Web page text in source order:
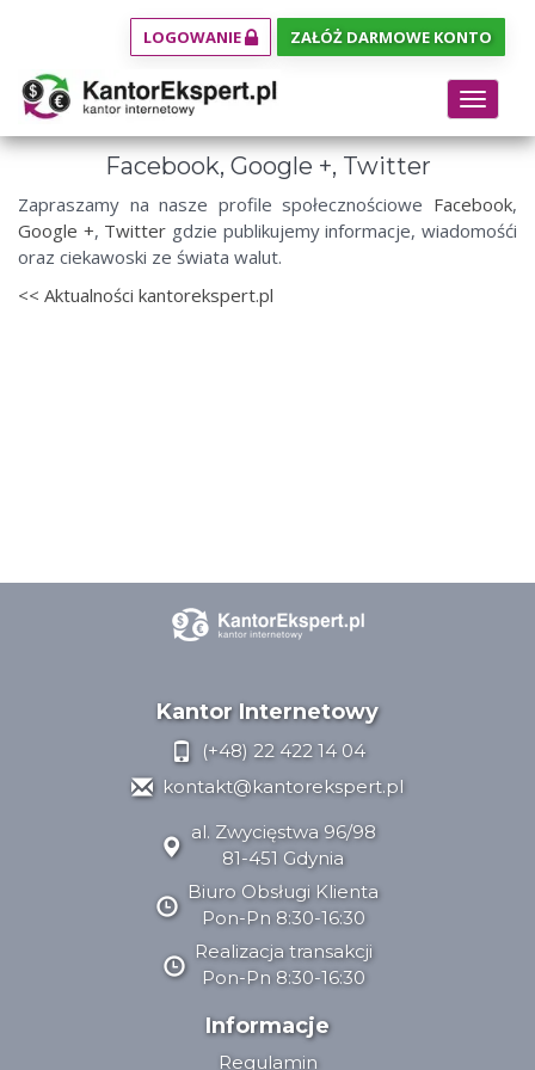
LOGOWANIE ZAŁÓŻ DARMOWE KONTO
Toggle
Facebook, Google +, Twitter
Zapraszamy na nasze profile społecznościowe Facebook,
Google +, Twitter gdzie publikujemy informacje, wiadomośći
oraz ciekawoski ze świata walut.
<< Aktualności kantorekspert.pl
Kantor Internetowy
(+48) 22 422 14 04
kontakt@kantorekspert.pl
al. Zwycięstwa 96/98
81-451 Gdynia
Biuro Obsługi Klienta
Pon-Pn 8:30-16:30
Realizacja transakcji
Pon-Pn 8:30-16:30
Informacje
Regulamin